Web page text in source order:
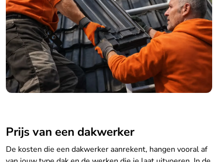
Prijs van een dakwerker
De kosten die een dakwerker aanrekent, hangen vooral af